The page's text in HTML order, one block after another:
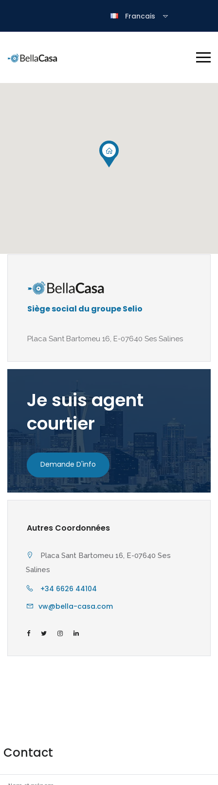
Francais
Siège social du groupe Selio
Placa Sant Bartomeu 16, E-07640 Ses Salines
Je suis agent
courtier
Demande D'info
Autres Coordonnées
Placa Sant Bartomeu 16, E-07640 Ses
Salines
+34 6626 44104
vw@bella-casa.com
Contact